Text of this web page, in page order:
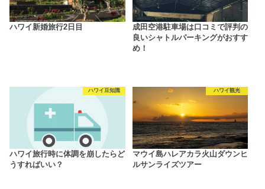
ハワイ新婚旅行2日目
成田空港駐車場は口コミで評判の
良いシャトルパーキングがおすす
め！
ハワイ豆知識
ハワイ旅行時に体調を崩したらど
うすればいい？
ハワイ観光
マウイ島ハレアカラ火山ダウンヒ
ルサンライズツアー